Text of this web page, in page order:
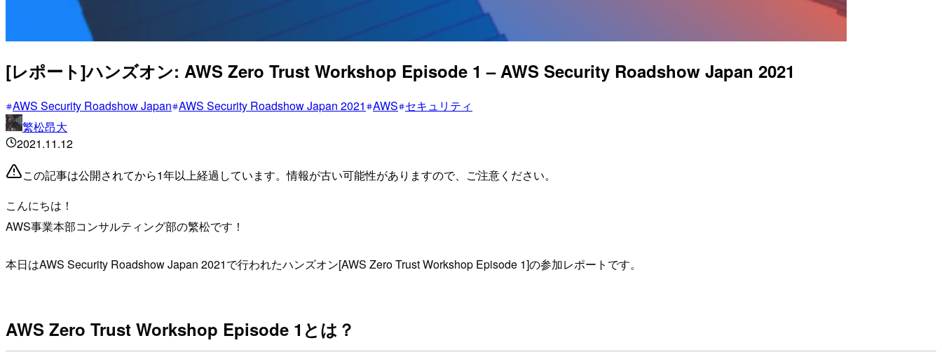
[レポート]ハンズオン: AWS Zero Trust Workshop Episode 1 – AWS Security Roadshow Japan 2021
AWS Security Roadshow Japan AWS Security Roadshow Japan 2021 AWS セキュリティ
繁松昂大
2021.11.12
この記事は公開されてから1年以上経過しています。情報が古い可能性がありますので、ご注意ください。
こんにちは！
AWS事業本部コンサルティング部の繁松です！
本日はAWS Security Roadshow Japan 2021で行われたハンズオン[AWS Zero Trust Workshop Episode 1]の参加レポートです。
AWS Zero Trust Workshop Episode 1とは？